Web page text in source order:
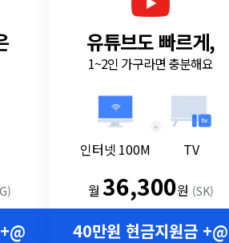
유튜브도 빠르게,
1~2인 가구라면 충분해요
인터넷 100M
+
TV
월36,300원 (SK)
40만원 현금지원금 +@